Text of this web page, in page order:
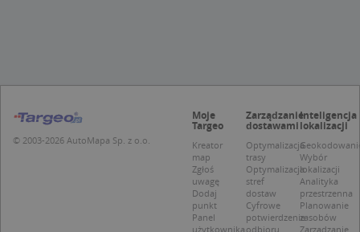
© 2003-2026 AutoMapa Sp. z o.o.
Moje
Targeo
Kreator
map
Zgłoś
uwagę
Dodaj
punkt
Panel
użytkownika
Zarządzanie
dostawami
Optymalizacja
trasy
Optymalizacja
stref
dostaw
Cyfrowe
potwierdzenie
odbioru
Inteligencja
lokalizacji
Wybór
lokalizacji
Analityka
przestrzenna
Planowanie
zasobów
Zarządzanie
Provider/
Domena
Okres
przechowywania
Opis
.targeo.pl 1 rok 1 miesiąc
Ten plik
Google
Okres
przechowywania
Opis
Provider/Domena
CrossDomainCookieScriptConsent_35
.crossdomain.cookie-
script.com